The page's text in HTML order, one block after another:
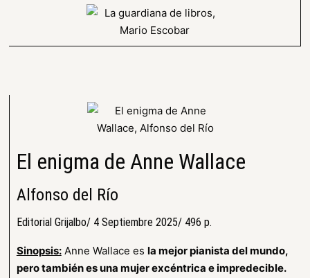
El enigma de Anne Wallace
Alfonso del Río
Editorial Grijalbo/ 4 Septiembre 2025/ 496 p.
Sinopsis:Anne Wallace es la mejor pianista del mundo,
pero también es una mujer excéntrica e impredecible.